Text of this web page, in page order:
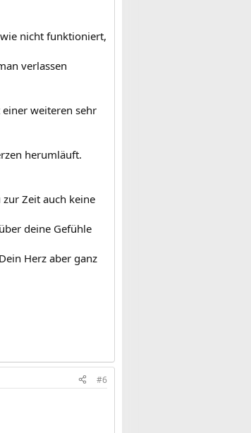
nicht funktioniert,
verlassen
weiteren sehr
herumläuft.
Zeit auch keine
deine Gefühle
Herz aber ganz
#6